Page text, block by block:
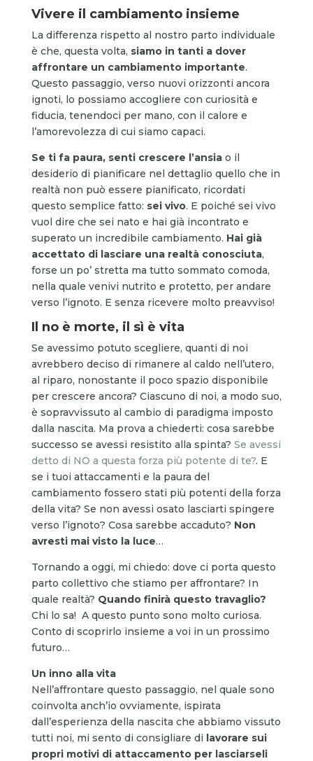
Vivere il cambiamento insieme
La differenza rispetto al nostro parto individuale
è che, questa volta, siamo in tanti adover
affrontare un cambiamento importante.
Questo passaggio, verso nuovi orizzonti ancora
ignoti, lo possiamo accogliere con curiosità e
fiducia, tenendoci per mano, con il calore e
l’amorevolezza di cui siamo capaci.
Se ti fa paura, senti crescere l’ansia o il
desiderio di pianificare nel dettaglio quello che in
realtà non può essere pianificato, ricordati
questo semplice fatto: sei vivo. E poiché sei vivo
vuol dire che sei nato e hai già incontrato e
superato un incredibile cambiamento. Hai già
accettato di lasciare una realtà conosciuta,
forse un po’ stretta ma tutto sommato comoda,
nella quale venivi nutrito e protetto, per andare
verso l’ignoto. E senza ricevere molto preavviso!
Il no è morte, il sì è vita
Se avessimo potuto scegliere, quanti di noi
avrebbero deciso di rimanere al caldo nell’utero,
al riparo, nonostante il poco spazio disponibile
per crescere ancora? Ciascuno di noi, a modo suo,
è sopravvissuto al cambio di paradigma imposto
dalla nascita. Ma prova a chiederti: cosa sarebbe
successo se avessi resistito alla spinta? Se avessi
detto di NO a questa forza più potente di te?. E
se i tuoi attaccamenti e la paura del
cambiamento fossero stati più potenti della forza
della vita? Se non avessi osato lasciarti spingere
verso l’ignoto? Cosa sarebbe accaduto? Non
avresti mai visto la luce…
Tornando a oggi, mi chiedo: dove ci porta questo
parto collettivo che stiamo per affrontare? In
quale realtà? Quando finirà questo travaglio?
Chi lo sa! A questo punto sono molto curiosa.
Conto di scoprirlo insieme a voi in un prossimo
futuro…
Un inno alla vita
Nell’affrontare questo passaggio, nel quale sono
coinvolta anch’io ovviamente, ispirata
dall’esperienza della nascita che abbiamo vissuto
tutti noi, mi sento di consigliare di lavorare sui
propri motivi di attaccamento per lasciarseli